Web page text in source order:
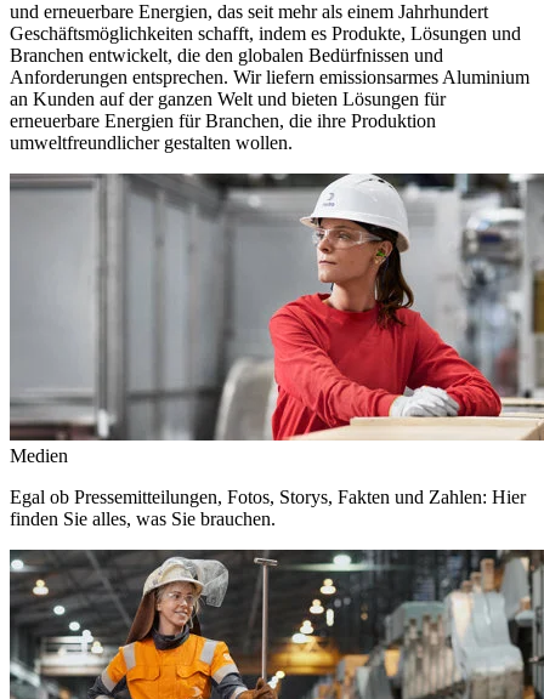
und erneuerbare Energien, das seit mehr als einem Jahrhundert
Geschäftsmöglichkeiten schafft, indem es Produkte, Lösungen und
Branchen entwickelt, die den globalen Bedürfnissen und
Anforderungen entsprechen. Wir liefern emissionsarmes Aluminium
an Kunden auf der ganzen Welt und bieten Lösungen für
erneuerbare Energien für Branchen, die ihre Produktion
umweltfreundlicher gestalten wollen.
Medien
Egal ob Pressemitteilungen, Fotos, Storys, Fakten und Zahlen: Hier
finden Sie alles, was Sie brauchen.